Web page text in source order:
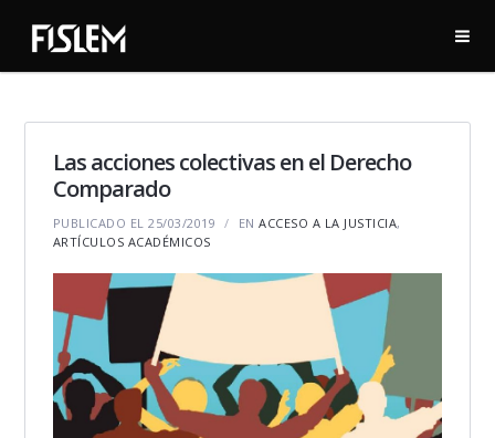
Las acciones colectivas en el Derecho
Comparado
PUBLICADO EL 25/03/2019 ENACCESO A LA JUSTICIA,
ARTÍCULOS ACADÉMICOS